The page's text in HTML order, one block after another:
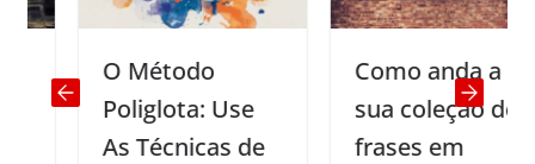
O Método
Poliglota: Use
As Técnicas de
Como anda a
sua coleção de
frases em